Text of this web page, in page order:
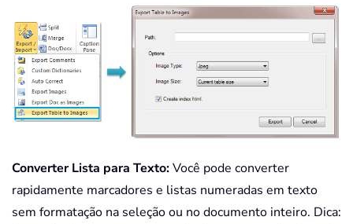
Converter Lista para Texto:Você pode converter
rapidamente marcadores e listas numeradas em texto
sem formatação na seleção ou no documento inteiro. Dica: